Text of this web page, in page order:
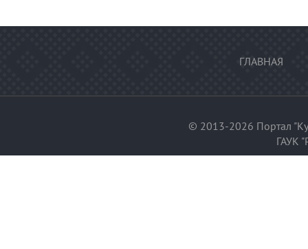
ГЛАВНАЯ
© 2013-2026 Портал
ГАУК